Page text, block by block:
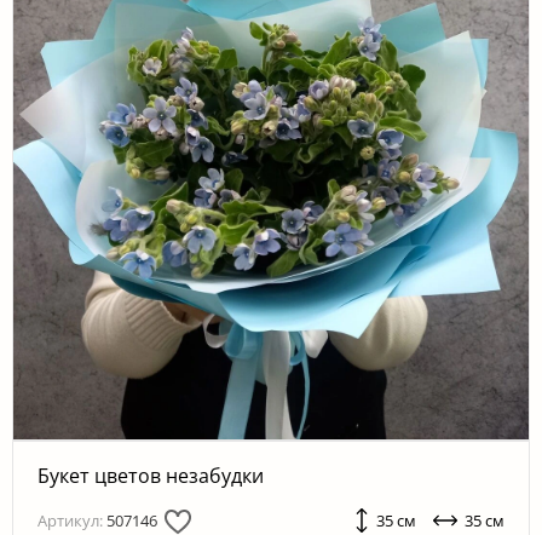
Букет цветов незабудки
Артикул: 507146 35 см 35 см